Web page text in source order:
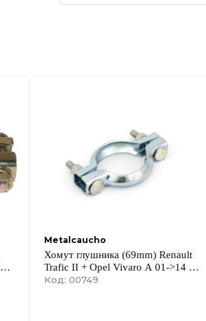
Metalcaucho
Хомут глушника (69mm) Renault
Trafic II + Opel Vivaro A 01->14 /
Renault Kangoo + Nissan Kubistar
Код: 00749